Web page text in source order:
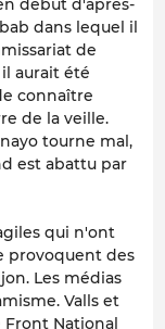
début d'après-
dans lequel il
de
il aurait été
connaître
de la veille.
tourne mal,
est abattu par
qui n'ont
provoquent des
Les médias
Valls et
National